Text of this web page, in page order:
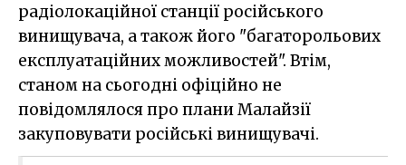
радіолокаційної станції російського
винищувача, а також його "багаторольових
експлуатаційних можливостей". Втім,
станом на сьогодні офіційно не
повідомлялося про плани Малайзії
закуповувати російські винищувачі.